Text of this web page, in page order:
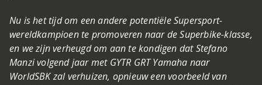
Nu is het tijd om een andere potentiële Supersport-
wereldkampioen te promoveren naar de Superbike-klasse,
en we zijn verheugd om aan te kondigen dat Stefano
Manzi volgend jaar met GYTR GRT Yamaha naar
WorldSBK zal verhuizen, opnieuw een voorbeeld van